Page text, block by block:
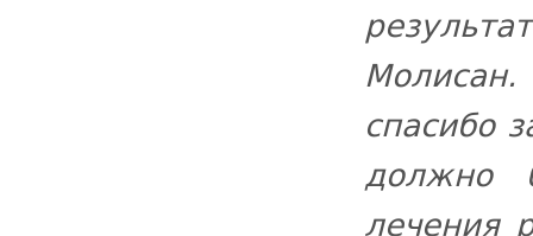
спасибо
должно
лечения